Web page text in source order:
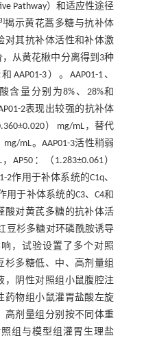
Pathway）和适应性途径
]揭示黄花蒿多糖与抗补体
对其抗补体活性和补体激
从黄花楸中分离得到3种
AAP01-3）。AAP01-1、
含量分别为8%、28%和
2表现出较强的抗补体
） mg/mL，替代
mL。AAP01-3活性稍弱
AP50：（1.283±0.061）
2作用于补体系统的C1q、
用于补体系统的C3、C4和
酸对黄芪多糖的抗补体活
豆杉多糖对环磷酰胺诱导
，试验设置了多个对照
杉多糖低、中、高剂量组
，阴性对照组小鼠腹腔注
药物组小鼠灌胃盐酸左旋
高剂量组分别按不同体重
组与模型组灌胃生理盐